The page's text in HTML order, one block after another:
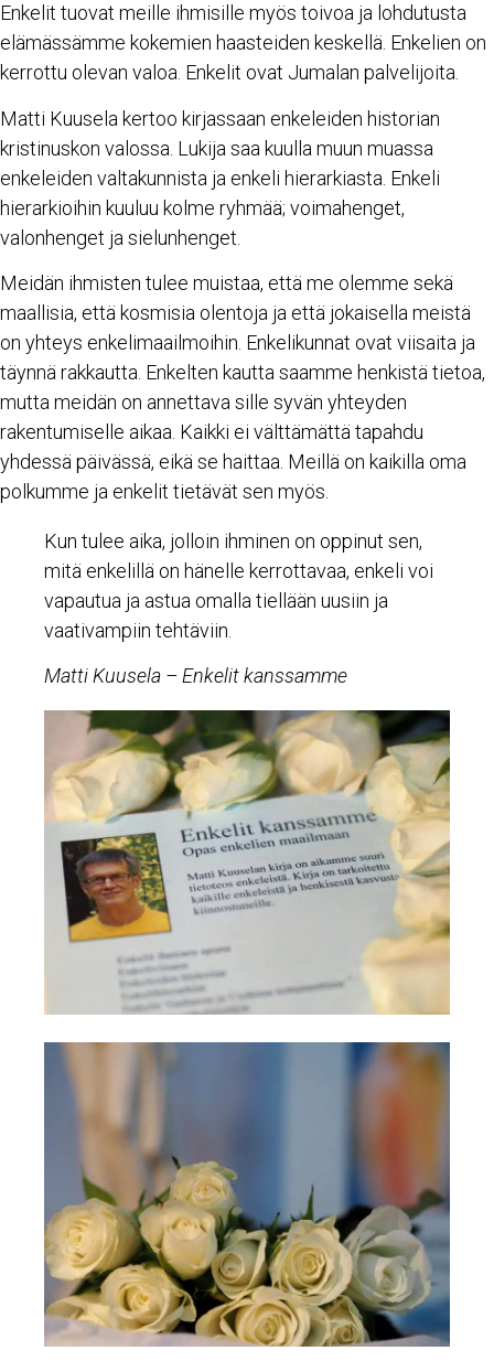
Enkelit tuovat meille ihmisille myös toivoa ja lohdutusta
elämässämme kokemien haasteiden keskellä. Enkelien on
kerrottu olevan valoa. Enkelit ovat Jumalan palvelijoita.
Matti Kuusela kertoo kirjassaan enkeleiden historian
kristinuskon valossa. Lukija saa kuulla muun muassa
enkeleiden valtakunnista ja enkeli hierarkiasta. Enkeli
hierarkioihin kuuluu kolme ryhmää; voimahenget,
valonhenget ja sielunhenget.
Meidän ihmisten tulee muistaa, että me olemme sekä
maallisia, että kosmisia olentoja ja että jokaisella meistä
on yhteys enkelimaailmoihin. Enkelikunnat ovat viisaita ja
täynnä rakkautta. Enkelten kautta saamme henkistä tietoa,
mutta meidän on annettava sille syvän yhteyden
rakentumiselle aikaa. Kaikki ei välttämättä tapahdu
yhdessä päivässä, eikä se haittaa. Meillä on kaikilla oma
polkumme ja enkelit tietävät sen myös.
Kun tulee aika, jolloin ihminen on oppinut sen,
mitä enkelillä on hänelle kerrottavaa, enkeli voi
vapautua ja astua omalla tiellään uusiin ja
vaativampiin tehtäviin.
Matti Kuusela – Enkelit kanssamme